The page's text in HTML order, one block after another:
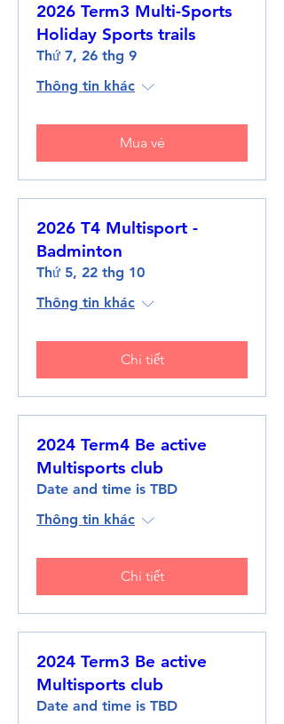
2026 Term3 Multi-Sports
Holiday Sports trails
Thứ 7, 26 thg 9
Thông tin khác
Mua vé
2026 T4 Multisport -
Badminton
Thứ 5, 22 thg 10
Thông tin khác
Chi tiết
2024 Term4 Be active
Multisports club
Date and time is TBD
Thông tin khác
Chi tiết
2024 Term3 Be active
Multisports club
Date and time is TBD